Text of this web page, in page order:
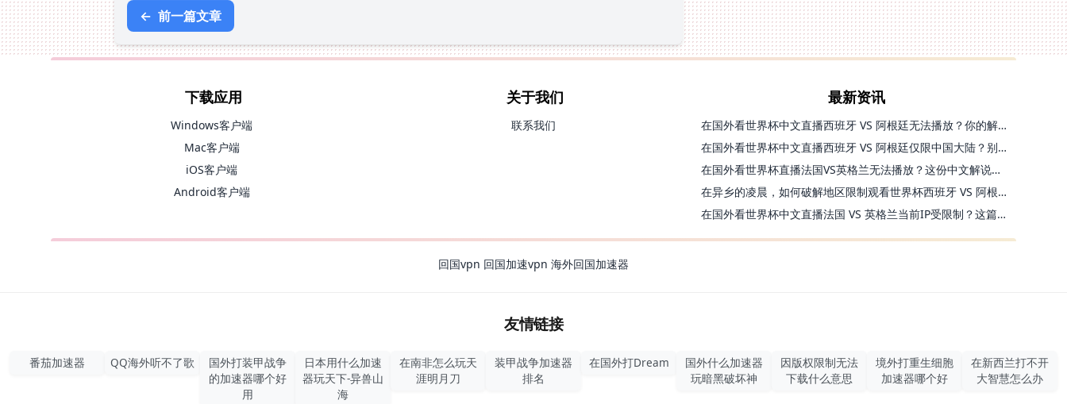
← 前一篇文章
下载应用
Windows客户端
Mac客户端
iOS客户端
Android客户端
关于我们
联系我们
最新资讯
在国外看世界杯中文直播西班牙 VS 阿根廷无法播放？你的解药在这里
在国外看世界杯中文直播西班牙 VS 阿根廷仅限中国大陆？别急，终极解决方案在这里
在国外看世界杯直播法国VS英格兰无法播放？这份中文解说观赛指南帮你解决
在异乡的凌晨，如何破解地区限制观看世界杯西班牙 VS 阿根廷？
在国外看世界杯中文直播法国 VS 英格兰当前IP受限制？这篇指南帮你解决所有问题
回国vpn 回国加速vpn 海外回国加速器
友情链接
番茄加速器 QQ海外听不了歌
国外打装甲战争
的加速器哪个好
用
日本用什么加速
器玩天下-异兽山
海
在南非怎么玩天
涯明月刀
装甲战争加速器
排名
在国外打Dream
国外什么加速器
玩暗黑破坏神
因版权限制无法
下载什么意思
境外打重生细胞
加速器哪个好
在新西兰打不开
大智慧怎么办